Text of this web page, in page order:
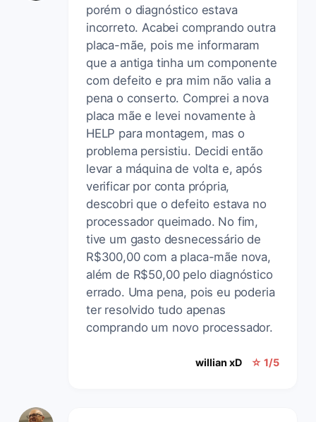
porém o diagnóstico estava
incorreto. Acabei comprando outra
placa-mãe, pois me informaram
que a antiga tinha um componente
com defeito e pra mim não valia a
pena o conserto. Comprei a nova
placa mãe e levei novamente à
HELP para montagem, mas o
problema persistiu. Decidi então
levar a máquina de volta e, após
verificar por conta própria,
descobri que o defeito estava no
processador queimado. No fim,
tive um gasto desnecessário de
R$300,00 com a placa-mãe nova,
além de R$50,00 pelo diagnóstico
errado. Uma pena, pois eu poderia
ter resolvido tudo apenas
comprando um novo processador.
willian xD ☆ 1/5